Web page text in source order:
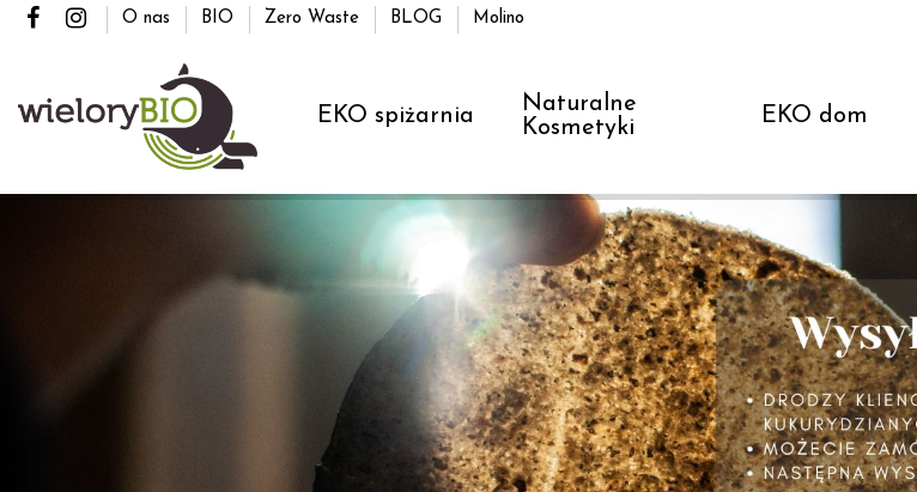
O nas BIO Zero Waste BLOG Molino
EKO spiżarnia
Naturalne
Kosmetyki
EKO dom